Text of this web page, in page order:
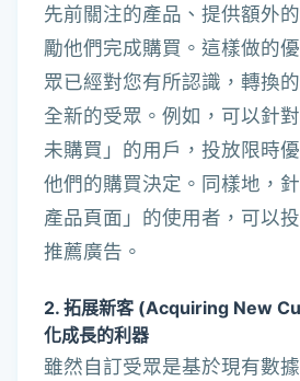
先前關注的產品、提供額外
勵他們完成購買。這樣做的
眾已經對您有所認識，轉換
全新的受眾。例如，可以針
未購買」的用戶，投放限時
他們的購買決定。同樣地，
產品頁面」的使用者，可以
推薦廣告。
2. 拓展新客 (Acquiring New
化成長的利器
雖然自訂受眾是基於現有數